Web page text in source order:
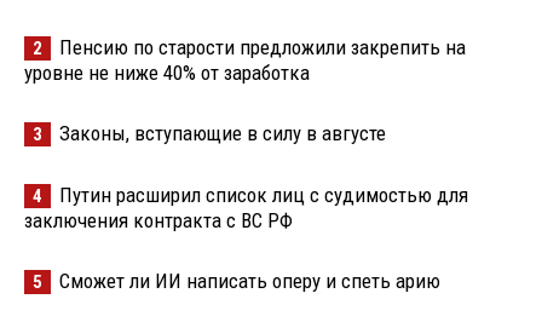
2
Пенсию по старости предложили закрепить на
уровне не ниже 40% от заработка
3 Законы, вступающие в силу в августе
4
Путин расширил список лиц с судимостью для
заключения контракта с ВС РФ
5 Сможет ли ИИ написать оперу и спеть арию